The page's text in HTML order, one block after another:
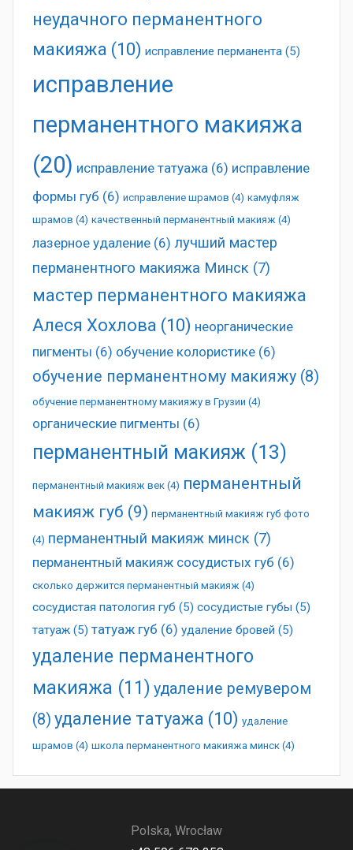
неудачного перманентного
макияжа (10) исправление перманента (5)
исправление
перманентного макияжа
(20) исправление татуажа (6) исправление
формы губ (6) исправление шрамов (4) камуфляж
шрамов (4) качественный перманентный макияж (4)
лазерное удаление (6) лучший мастер
перманентного макияжа Минск (7)
мастер перманентного макияжа
Алеся Хохлова (10) неорганические
пигменты (6) обучение колористике (6)
обучение перманентному макияжу (8)
обучение перманентному макияжу в Грузии (4)
органические пигменты (6)
перманентный макияж (13)
перманентный макияж век (4) перманентный
макияж губ (9) перманентный макияж губ фото
(4) перманентный макияж минск (7)
перманентный макияж сосудистых губ (6)
сколько держится перманентный макияж (4)
сосудистая патология губ (5) сосудистые губы (5)
татуаж (5) татуаж губ (6) удаление бровей (5)
удаление перманентного
макияжа (11) удаление ремувером
(8) удаление татуажа (10) удаление
шрамов (4) школа перманентного макияжа минск (4)
Polska, Wrocław